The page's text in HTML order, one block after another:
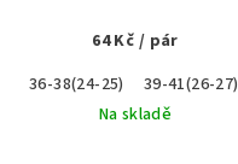
64 Kč / pár
36-38(24-25)
39-41(26-27)
Na skladě